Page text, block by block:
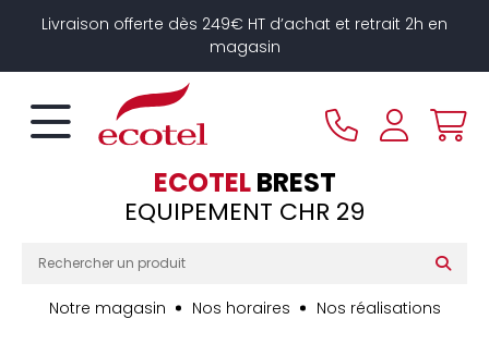
Livraison offerte dès 249€ HT d’achat et retrait 2h en
magasin
ECOTELBREST
EQUIPEMENT CHR 29
Notre magasin Nos horaires Nos réalisations
Panneau de gestion des cookies